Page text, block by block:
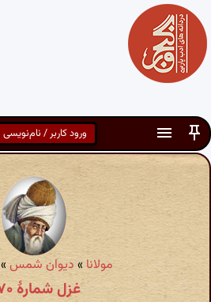
ورود کاربر / نام‌نویسی
مولانا » دیوان شمس»
غزل شمارهٔ ۵۷۰